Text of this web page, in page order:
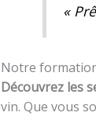
«
Notre
Découvrez les
vin. Que vous